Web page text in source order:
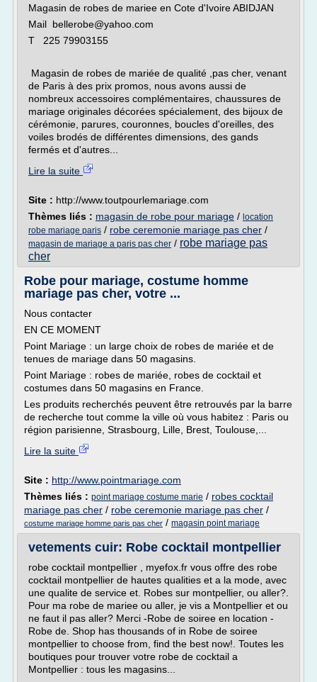
Magasin de robes de mariee en Cote d'Ivoire ABIDJAN
Mail bellerobe@yahoo.com
T 225 79903155
Magasin de robes de mariée de qualité ,pas cher, venant
de Paris à des prix promos, nous avons aussi de
nombreux accessoires complémentaires, chaussures de
mariage originales décorées spécialement, des bijoux de
cérémonie, parures, couronnes, boucles d'oreilles, des
voiles brodés de différentes dimensions, des gands
fermés et d'autres...
Lire la suite
Site : http://www.toutpourlemariage.com
Thèmes liés : magasin de robe pour mariage / location
robe mariage paris / robe ceremonie mariage pas cher /
magasin de mariage a paris pas cher / robe mariage pas
cher
Robe pour mariage, costume homme
mariage pas cher, votre ...
Nous contacter
EN CE MOMENT
Point Mariage : un large choix de robes de mariée et de
tenues de mariage dans 50 magasins.
Point Mariage : robes de mariée, robes de cocktail et
costumes dans 50 magasins en France.
Les produits recherchés peuvent être retrouvés par la barre
de recherche tout comme la ville où vous habitez : Paris ou
région parisienne, Strasbourg, Lille, Brest, Toulouse,...
Lire la suite
Site : http://www.pointmariage.com
Thèmes liés : point mariage costume marie / robes cocktail
mariage pas cher / robe ceremonie mariage pas cher /
costume mariage homme paris pas cher / magasin point mariage
vetements cuir: Robe cocktail montpellier
robe cocktail montpellier , myefox.fr vous offre des robe
cocktail montpellier de hautes qualities et a la mode, avec
une qualite de service et. Robes sur montpellier, ou aller?.
Pour ma robe de mariee ou aller, je vis a Montpellier et ou
ne faut il pas aller? Merci -Robe de soiree en location -
Robe de. Shop has thousands of in Robe de soiree
montpellier to choose from, find the best now!. Toutes les
boutiques pour trouver votre robe de cocktail a
Montpellier : tous les magasins...